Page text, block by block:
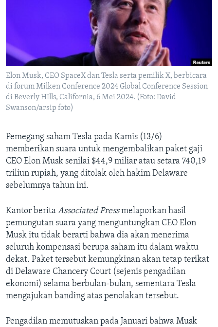
Elon Musk, CEO SpaceX dan Tesla serta pemilik X, berbicara
di forum Milken Conference 2024 Global Conference Session
di Beverly HIlls, California, 6 Mei 2024. (Foto: David
Swanson/arsip foto)
Pemegang saham Tesla pada Kamis (13/6)
memberikan suara untuk mengembalikan paket gaji
CEO Elon Musk senilai $44,9 miliar atau setara 740,19
triliun rupiah, yang ditolak oleh hakim Delaware
sebelumnya tahun ini.
Kantor berita Associated Pressmelaporkan hasil
pemungutan suara yang menguntungkan CEO Elon
Musk itu tidak berarti bahwa dia akan menerima
seluruh kompensasi berupa saham itu dalam waktu
dekat. Paket tersebut kemungkinan akan tetap terikat
di Delaware Chancery Court (sejenis pengadilan
ekonomi) selama berbulan-bulan, sementara Tesla
mengajukan banding atas penolakan tersebut.
Pengadilan memutuskan pada Januari bahwa Musk